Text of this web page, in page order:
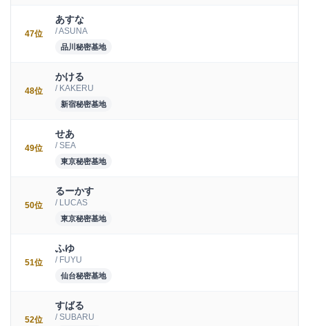
47位
あすな
/ ASUNA
品川秘密基地
48位
かける
/ KAKERU
新宿秘密基地
49位
せあ
/ SEA
東京秘密基地
50位
るーかす
/ LUCAS
東京秘密基地
51位
ふゆ
/ FUYU
仙台秘密基地
52位
すばる
/ SUBARU